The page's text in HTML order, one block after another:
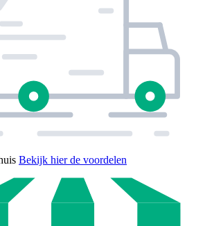
Bekijk hier de voordelen